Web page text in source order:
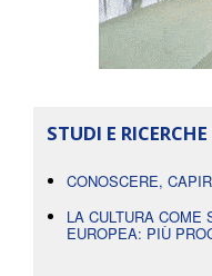
STUDI E RICERCHE
CONOSCERE,
LA CULTURA COME
EUROPEA: PIÙ